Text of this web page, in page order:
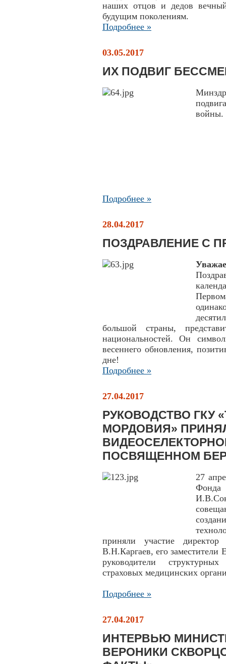
наших отцов и дедов
будущим поколениям.
Подробнее »
03.05.2017
ИХ ПОДВИГ
войны.
Подробнее »
28.04.2017
ПОЗДРАВЛЕНИЕ С
большой страны,
национальностей. Он
весеннего обновления,
дне!
Подробнее »
27.04.2017
РУКОВОДСТВО ГКУ
МОРДОВИЯ»
ПОСВЯЩЕННОМ
27
Фонда
приняли участие
В.Н.Каргаев, его
руководители
страховых медицинских
Подробнее »
27.04.2017
ИНТЕРВЬЮ
ВЕРОНИКИ